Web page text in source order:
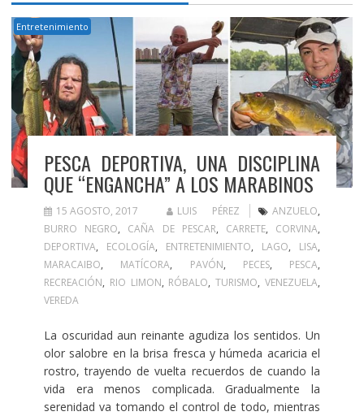
Entretenimiento
PESCA DEPORTIVA, UNA DISCIPLINA
QUE “ENGANCHA” A LOS MARABINOS
15 AGOSTO, 2017 LUIS PÉREZ ANZUELO,
BURRO NEGRO, CAÑA DE PESCAR, CARRETE, CORVINA,
DEPORTIVA, ECOLOGÍA, ENTRETENIMIENTO, LAGO, LISA,
MARACAIBO, MATÍCORA, PAVÓN, PECES, PESCA,
RECREACIÓN, RIO LIMON, RÓBALO,TURISMO,VENEZUELA,
VEREDA
La oscuridad aun reinante agudiza los sentidos. Un
olor salobre en la brisa fresca y húmeda acaricia el
rostro, trayendo de vuelta recuerdos de cuando la
vida era menos complicada. Gradualmente la
serenidad va tomando el control de todo, mientras